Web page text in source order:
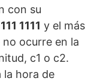
con su
1111 y el más
no ocurre en la
c1 o c2.
la hora de